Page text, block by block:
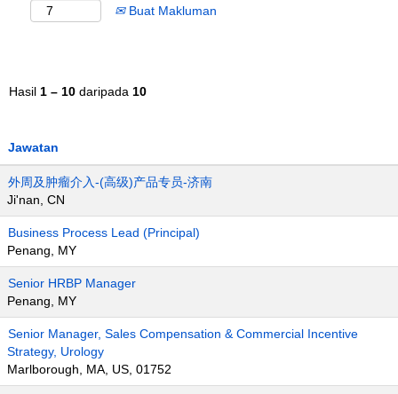
Buat Makluman
Hasil 1 – 10 daripada 10
Jawatan
外周及肿瘤介入-(高级)产品专员-济南
Ji'nan, CN
Business Process Lead (Principal)
Penang, MY
Senior HRBP Manager
Penang, MY
Senior Manager, Sales Compensation & Commercial Incentive
Strategy, Urology
Marlborough, MA, US, 01752